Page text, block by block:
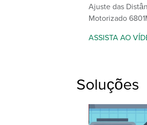
Ajuste das
Motorizado
ASSISTA AO
Soluções